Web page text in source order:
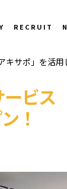
RECRUIT
キサポ」を活
ビス
！